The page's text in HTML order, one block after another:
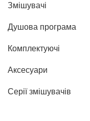
Змішувачі
Душова програма
Комплектуючі
Аксесуари
Серії змішувачів